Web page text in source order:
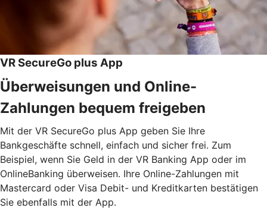
VR SecureGo plus App
Überweisungen und Online-
Zahlungen bequem freigeben
Mit der VR SecureGo plus App geben Sie Ihre
Bankgeschäfte schnell, einfach und sicher frei. Zum
Beispiel, wenn Sie Geld in der VR Banking App oder im
OnlineBanking überweisen. Ihre Online-Zahlungen mit
Mastercard oder Visa Debit- und Kreditkarten bestätigen
Sie ebenfalls mit der App.